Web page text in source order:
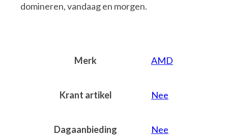
domineren, vandaag en morgen.
Merk AMD
Krant artikel Nee
Dagaanbieding Nee